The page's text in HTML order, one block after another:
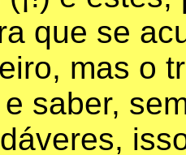
que se
mas o
saber,